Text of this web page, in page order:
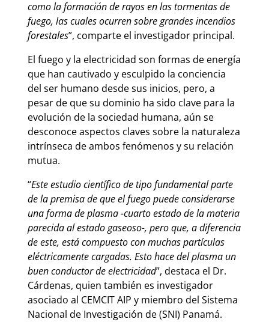
como la formación de rayos en las tormentas de
fuego, las cuales ocurren sobre grandes incendios
forestales”, comparte el investigador principal.
El fuego y la electricidad son formas de energía
que han cautivado y esculpido la conciencia
del ser humano desde sus inicios, pero, a
pesar de que su dominio ha sido clave para la
evolución de la sociedad humana, aún se
desconoce aspectos claves sobre la naturaleza
intrínseca de ambos fenómenos y su relación
mutua.
“Este estudio científico de tipo fundamental parte
de la premisa de que el fuego puede considerarse
una forma de plasma -cuarto estado de la materia
parecida al estado gaseoso-, pero que, a diferencia
de este, está compuesto con muchas partículas
eléctricamente cargadas. Esto hace del plasma un
buen conductor de electricidad”, destaca el Dr.
Cárdenas, quien también es investigador
asociado al CEMCIT AIP y miembro del Sistema
Nacional de Investigación de (SNI) Panamá.